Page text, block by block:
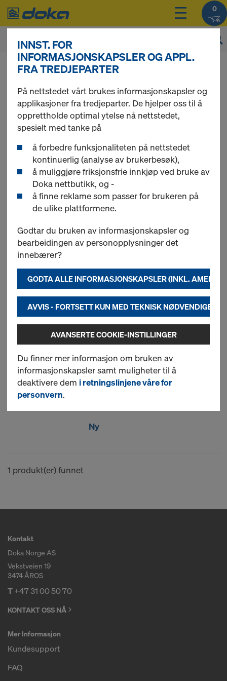
0
Du kan se produktprisene dine etter
Trelags
forskalingsfinér
1 produkt(er) funnet
Vanligste søk
21mm
Dette er en trelags massivtreplate
av gran med tosidig 130 g/m²
urea-melaminharpiksbelegg med
forseglede kanter og med et
gjenbruk på opptil 10 ganger. På
3S basic finéren tilbyr vi
kvantumsrabatt: Jo mer du
bestiller på én gang, jo lavere blir
prisen. Fineren er PEFC-sertifisert.
Ny
1 produkt(er) funnet
Kontakt
Doka Norge AS
Vekstveien 19
3474 ÅROS
T+47 31 00 50 70
KONTAKT OSS NÅ
Mer Informasjon
Kundesupport
FAQ
INNST. FOR
INFORMASJONSKAPSLER OG APPL.
FRA TREDJEPARTER
På nettstedet vårt brukes informasjonskapsler og
applikasjoner fra tredjeparter. De hjelper oss til å
opprettholde optimal ytelse nå nettstedet,
spesielt med tanke på
å forbedre funksjonaliteten på nettstedet
kontinuerlig (analyse av brukerbesøk),
å muliggjøre friksjonsfrie innkjøp ved bruke av
Doka nettbutikk, og -
å finne reklame som passer for brukeren på
de ulike plattformene.
Godtar du bruken av informasjonskapsler og
bearbeidingen av personopplysninger det
innebærer?
GODTA ALLE INFORMASJONSKAPSLER (INKL.
AVVIS - FORTSETT KUN MED TEKNISK NØDVENDIGE
AVANSERTE COOKIE-INSTILLINGER
Du finner mer informasjon om bruken av
informasjonskapsler samt muligheter til å
deaktivere dem i retningslinjene våre for
personvern.